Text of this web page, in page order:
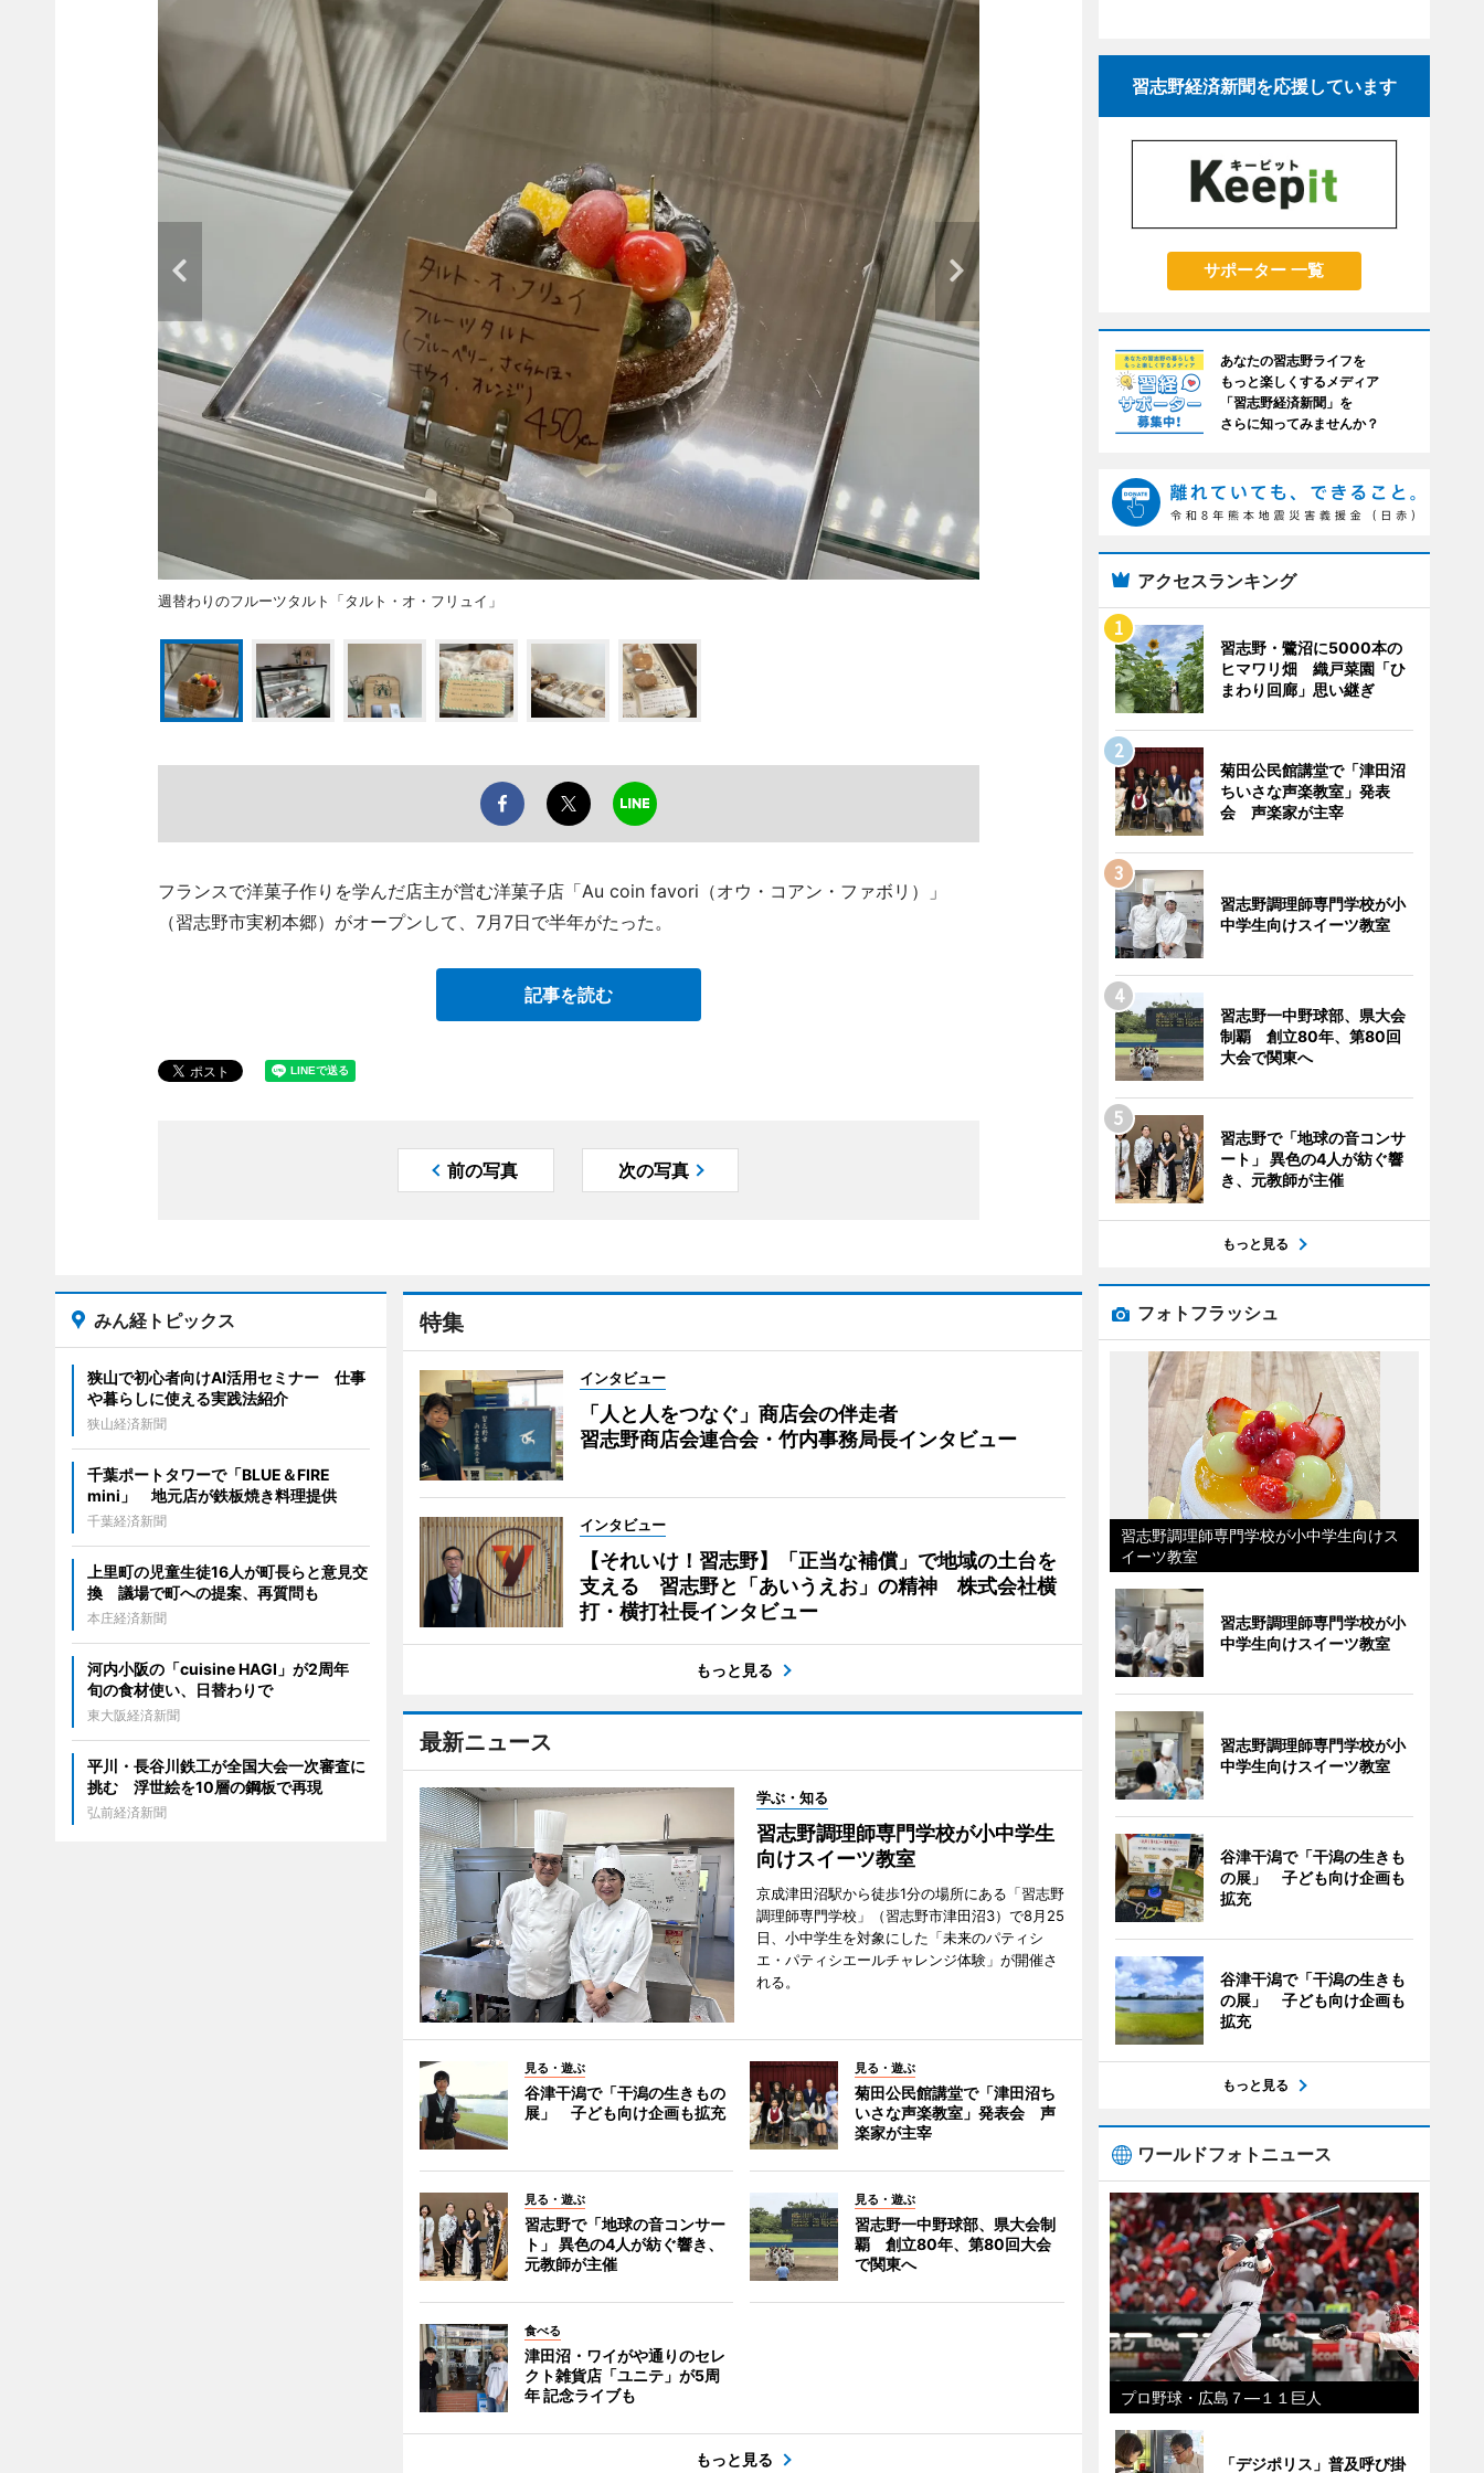
週替わりのフルーツタルト「タルト・オ・フリュイ」
フランスで洋菓子作りを学んだ店主が営む洋菓子店「Au coin favori（オウ・コアン・ファボリ）」
（習志野市実籾本郷）がオープンして、7月7日で半年がたった。
記事を読む
前の写真 次の写真
特集
インタビュー
「人と人をつなぐ」商店会の伴走者
習志野商店会連合会・竹内事務局長インタビュー
インタビュー
【それいけ！習志野】「正当な補償」で地域の土台を
支える 習志野と「あいうえお」の精神 株式会社横
打・横打社長インタビュー
もっと見る
最新ニュース
学ぶ・知る
習志野調理師専門学校が小中学生
向けスイーツ教室
京成津田沼駅から徒歩1分の場所にある「習志野
調理師専門学校」（習志野市津田沼3）で8月25
日、小中学生を対象にした「未来のパティシ
エ・パティシエールチャレンジ体験」が開催さ
れる。
見る・遊ぶ
谷津干潟で「干潟の生きもの
展」 子ども向け企画も拡充
見る・遊ぶ
菊田公民館講堂で「津田沼ち
いさな声楽教室」発表会 声
楽家が主宰
見る・遊ぶ
習志野で「地球の音コンサー
ト」 異色の4人が紡ぐ響き、
元教師が主催
見る・遊ぶ
習志野一中野球部、県大会制
覇 創立80年、第80回大会
で関東へ
食べる
津田沼・ワイがや通りのセレ
クト雑貨店「ユニテ」が5周
年 記念ライブも
もっと見る
みん経トピックス
狭山で初心者向けAI活用セミナー 仕事
や暮らしに使える実践法紹介
狭山経済新聞
千葉ポートタワーで「BLUE＆FIRE
mini」 地元店が鉄板焼き料理提供
千葉経済新聞
上里町の児童生徒16人が町長らと意見交
換 議場で町への提案、再質問も
本庄経済新聞
河内小阪の「cuisine HAGI」が2周年
旬の食材使い、日替わりで
東大阪経済新聞
平川・長谷川鉄工が全国大会一次審査に
挑む 浮世絵を10層の鋼板で再現
弘前経済新聞
習志野経済新聞を応援しています
サポーター 一覧
あなたの習志野ライフを
もっと楽しくするメディア
「習志野経済新聞」を
さらに知ってみませんか？
アクセスランキング
習志野・鷺沼に5000本の
ヒマワリ畑 織戸菜園「ひ
まわり回廊」思い継ぎ
菊田公民館講堂で「津田沼
ちいさな声楽教室」発表
会 声楽家が主宰
習志野調理師専門学校が小
中学生向けスイーツ教室
習志野一中野球部、県大会
制覇 創立80年、第80回
大会で関東へ
習志野で「地球の音コンサ
ート」 異色の4人が紡ぐ響
き、元教師が主催
もっと見る
フォトフラッシュ
習志野調理師専門学校が小中学生向けス
イーツ教室
習志野調理師専門学校が小
中学生向けスイーツ教室
習志野調理師専門学校が小
中学生向けスイーツ教室
谷津干潟で「干潟の生きも
の展」 子ども向け企画も
拡充
谷津干潟で「干潟の生きも
の展」 子ども向け企画も
拡充
もっと見る
ワールドフォトニュース
プロ野球・広島７―１１巨人
「デジポリス」普及呼び掛